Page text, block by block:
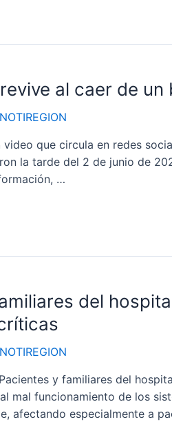
al caer de
video que circula en redes
la tarde del 2 de junio de
…
del
Pacientes y familiares del
mal funcionamiento de los
afectando especialmente a